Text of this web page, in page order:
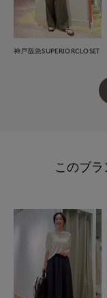
神戸阪急SUPERIORCLOSET
このブ